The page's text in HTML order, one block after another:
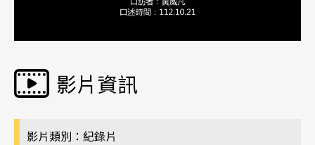
影片資訊
影片類別：紀錄片